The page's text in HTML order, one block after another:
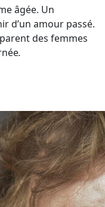
âgée. Un
d’un amour passé.
des femmes
.